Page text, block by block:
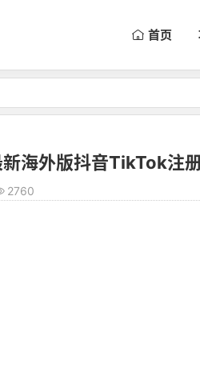
首页
海外版抖音TikTok注
2760